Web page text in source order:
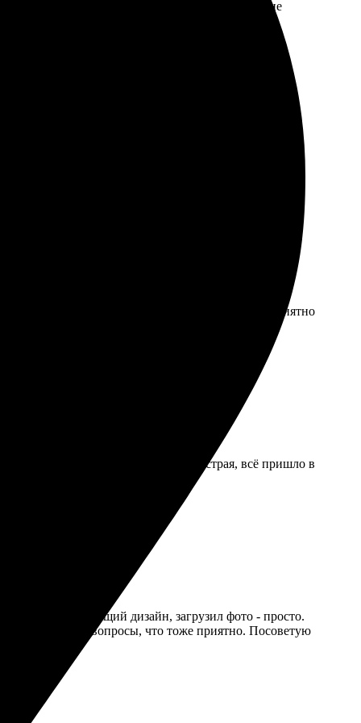
Результатом осталась очень довольна, такие
легко загрузила фото с телефона. Связь с
и интуитивно понятный. Скорость доставки приятно
простой и удобный. Доставка быстрая, всё пришло в
Выбрал подходящий дизайн, загрузил фото - просто.
на все вопросы, что тоже приятно. Посоветую